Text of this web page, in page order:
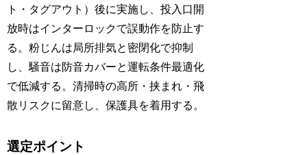
ト・タグアウト）後に実施し、投入口開
放時はインターロックで誤動作を防止す
る。粉じんは局所排気と密閉化で抑制
し、騒音は防音カバーと運転条件最適化
で低減する。清掃時の高所・挟まれ・飛
散リスクに留意し、保護具を着用する。
選定ポイント